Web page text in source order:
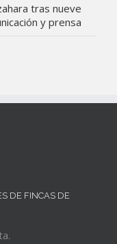
tras nueve
y prensa
DE FINCAS DE